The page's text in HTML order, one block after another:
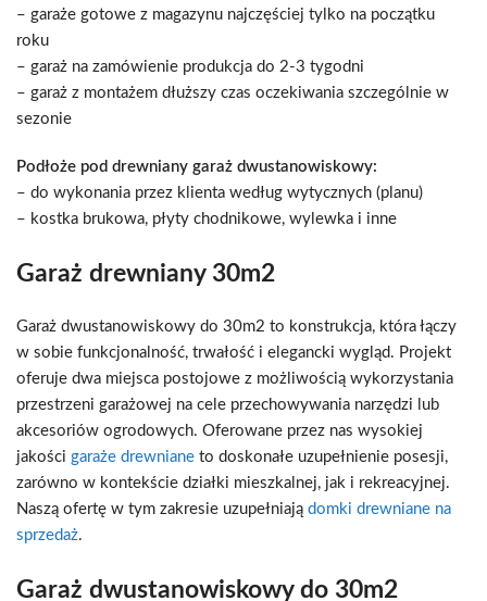
– garaże gotowe z magazynu najczęściej tylko na początku
roku
– garaż na zamówienie produkcja do 2-3 tygodni
– garaż z montażem dłuższy czas oczekiwania szczególnie w
sezonie
Podłoże pod drewniany garaż dwustanowiskowy:
– do wykonania przez klienta według wytycznych (planu)
– kostka brukowa, płyty chodnikowe, wylewka i inne
Garaż drewniany 30m2
Garaż dwustanowiskowy do 30m2 to konstrukcja, która łączy
w sobie funkcjonalność, trwałość i elegancki wygląd. Projekt
oferuje dwa miejsca postojowe z możliwością wykorzystania
przestrzeni garażowej na cele przechowywania narzędzi lub
akcesoriów ogrodowych. Oferowane przez nas wysokiej
jakości garaże drewniane to doskonałe uzupełnienie posesji,
zarówno w kontekście działki mieszkalnej, jak i rekreacyjnej.
Naszą ofertę w tym zakresie uzupełniają domki drewniane na
sprzedaż.
Garaż dwustanowiskowy do 30m2